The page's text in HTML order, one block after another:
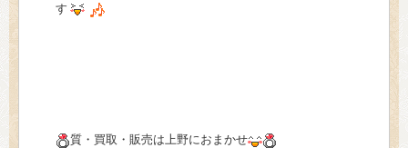
す
質・買取・販売は上野におまかせ